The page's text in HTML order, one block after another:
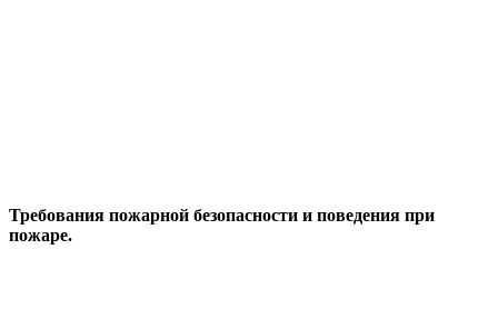
Требования пожарной безопасности и поведения при
пожаре.